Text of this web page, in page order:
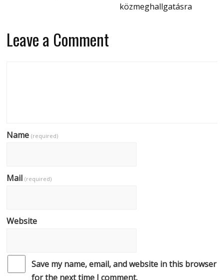
közmeghallgatásra
Leave a Comment
Name(required)
Mail(required)
Website
Save my name, email, and website in this browser
for the next time I comment.